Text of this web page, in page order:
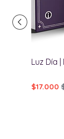
Luz Día
$17.000